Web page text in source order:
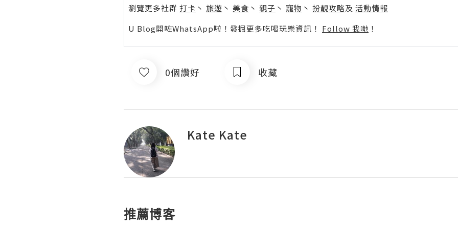
瀏覽更多社群 打卡 丶 旅遊 丶 美食 丶 親子 丶 寵物 丶 扮靚攻略及 活動情報
U Blog開咗WhatsApp啦！發掘更多吃喝玩樂資訊！ Follow 我哋 ！
0個讚好 收藏
Kate Kate
推薦博客